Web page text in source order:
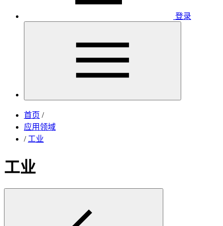
登录
首页 /
应用领域
/ 工业
工业